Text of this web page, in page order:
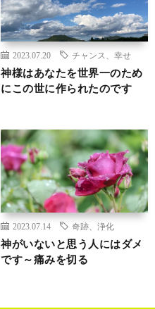
2023.07.20 チャンス、幸せ
神様はあなたを世界一のため
にこの世に作られたのです
2023.07.14 奇跡、浄化
神がいないと思う人にはダメ
です～痛みを切る